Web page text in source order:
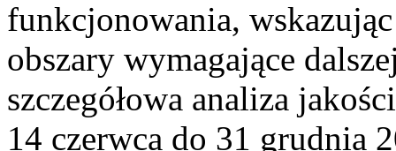
funkcjonowania,
obszary wymagające
szczegółowa analiza
14 czerwca do 31 grudnia